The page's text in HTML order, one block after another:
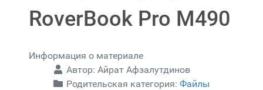
RoverBook Pro M490
Информация о материале
Автор: Айрат Афзалутдинов
Родительская категория: Файлы